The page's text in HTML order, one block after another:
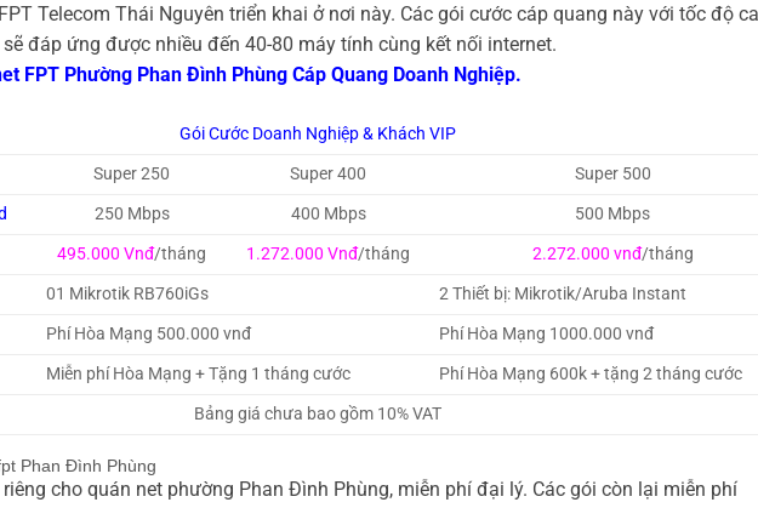
Telecom Thái Nguyên triển khai ở nơi này. Các gói cước cáp quang này với tốc độ
đáp ứng được nhiều đến 40-80 máy tính cùng kết nối internet.
FPT Phường Phan Đình Phùng Cáp Quang Doanh Nghiệp.
Gói Cước Doanh Nghiệp & Khách VIP
Super 250 Super 400
Super 500
250 Mbps 400 Mbps
500 Mbps
495.000 Vnđ/tháng 1.272.000 Vnđ/tháng 2.272.000 vnđ/tháng
01 Mikrotik RB760iGs
2 Thiết bị: Mikrotik/Aruba Instant
Phí Hòa Mạng 500.000 vnđ
Phí Hòa Mạng 1000.000 vnđ
Miễn phí Hòa Mạng + Tặng 1 tháng cước
Phí Hòa Mạng 600k + tặng 2 tháng cước
Bảng giá chưa bao gồm 10% VAT
Phan Đình Phùng
cho quán net phường Phan Đình Phùng, miễn phí đại lý. Các gói còn lại miễn phí